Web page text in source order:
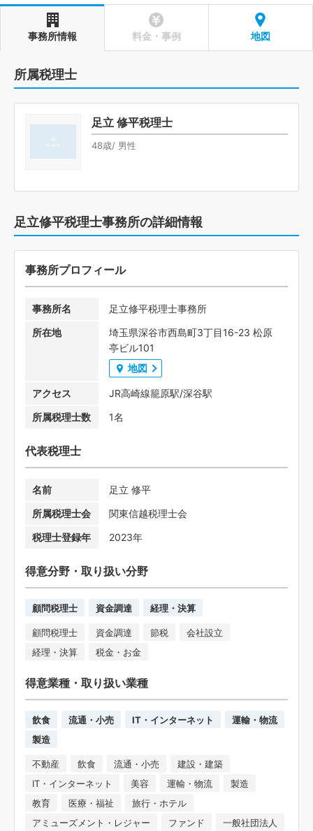
事務所情報 料金・事例 地図
所属税理士
足立 修平税理士
48歳/ 男性
足立修平税理士事務所の詳細情報
事務所プロフィール
事務所名
足立修平税理士事務所
所在地
埼玉県深谷市西島町3丁目16-23 松原
亭ビル101
地図
アクセス
JR高崎線籠原駅/深谷駅
所属税理士数
1名
代表税理士
名前
足立 修平
所属税理士会
関東信越税理士会
税理士登録年
2023年
得意分野・取り扱い分野
顧問税理士 資金調達 経理・決算
顧問税理士 資金調達 節税
会社設立
経理・決算
税金・お金
得意業種・取り扱い業種
飲食 流通・小売 IT・インターネット
運輸・物流
製造
不動産 飲食 流通・小売
建設・建築
IT・インターネット
美容 運輸・物流
製造
教育
医療・福祉
旅行・ホテル
アミューズメント・レジャー
ファンド 一般社団法人